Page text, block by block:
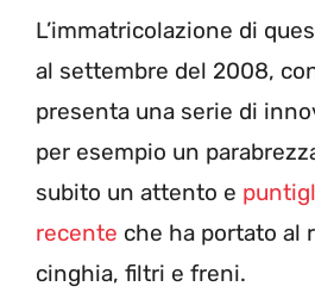
L’immatricolazione di
al settembre del 2008,
presenta una serie di
per esempio un
subito un attento e
recente che ha portato al
cinghia, filtri e freni.